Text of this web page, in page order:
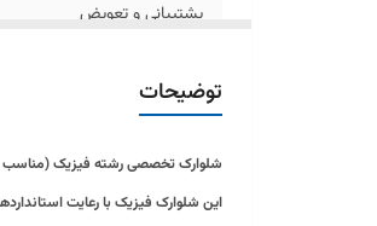
پشتیبانی و تعویض
توضیحات
شلوارک تخصصی رشته فیزیک (مناسب
این شلوارک فیزیک با رعایت